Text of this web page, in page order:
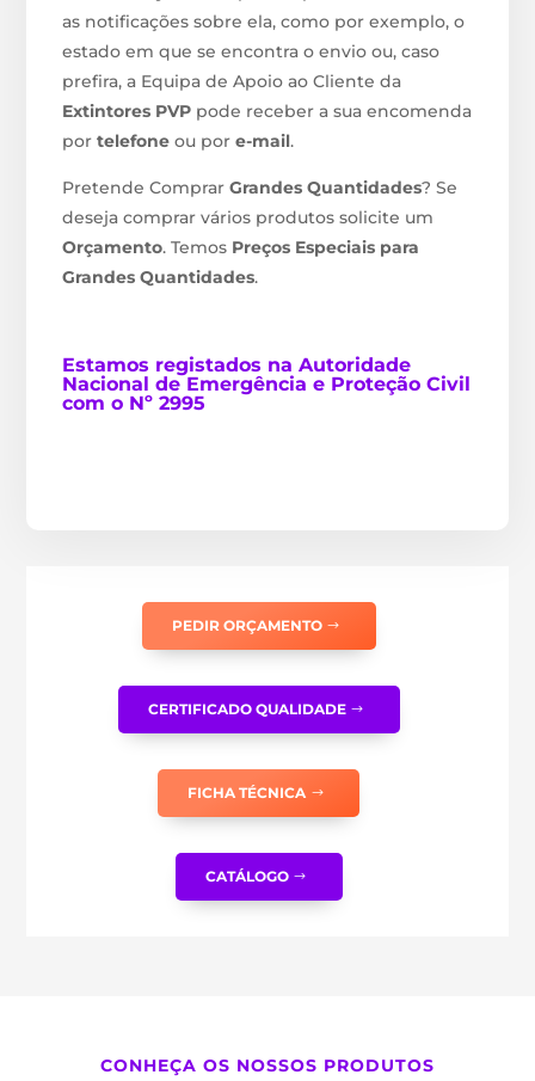
as notificações sobre ela, como por exemplo, o
estado em que se encontra o envio ou, caso
prefira, a Equipa de Apoio ao Cliente da
Extintores PVP pode receber a sua encomenda
portelefone ou pore-mail.
Pretende ComprarGrandes Quantidades? Se
deseja comprar vários produtos solicite um
Orçamento. Temos Preços Especiais para
Grandes Quantidades.
Estamos registados na Autoridade
Nacional de Emergência e Proteção Civil
com o Nº 2995
PEDIR ORÇAMENTO
CERTIFICADO QUALIDADE
FICHA TÉCNICA
CATÁLOGO
CONHEÇA OS NOSSOS PRODUTOS